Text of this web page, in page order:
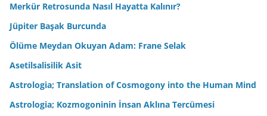
Merkür Retrosunda Nasıl Hayatta Kalınır?
Jüpiter Başak Burcunda
Ölüme Meydan Okuyan Adam: Frane Selak
Asetilsalisilik Asit
Astrologia; Translation of Cosmogony into the Human Mind
Astrologia; Kozmogoninin İnsan Aklına Tercümesi